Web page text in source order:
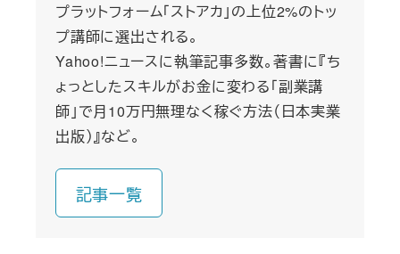
プラットフォーム「ストアカ」の上位2%のトッ
プ講師に選出される。
Yahoo!ニュースに執筆記事多数。著書に『ち
ょっとしたスキルがお金に変わる「副業講
師」で月10万円無理なく稼ぐ方法（日本実業
出版）』など。
記事一覧